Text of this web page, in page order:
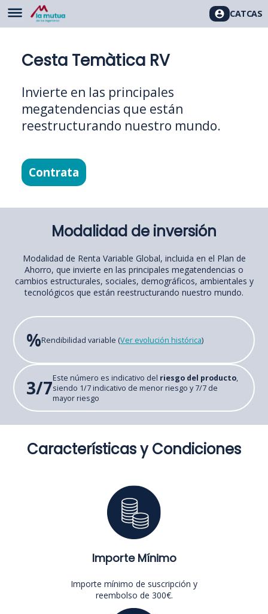
CATCAS
Cesta Temàtica RV
Invierte en las principales
megatendencias que están
reestructurando nuestro mundo.
Contrata
Modalidad de inversión
Modalidad de Renta Variable Global, incluida en el Plan de
Ahorro, que invierte en las principales megatendencias o
cambios estructurales, sociales, demográficos, ambientales y
tecnológicos que están reestructurando nuestro mundo.
%Rendibilidad variable (Ver evolución histórica)
3/7Este número es indicativo del riesgo del producto,
siendo 1/7 indicativo de menor riesgo y 7/7 de
mayor riesgo
Características y Condiciones
Importe Mínimo
Importe mínimo de suscripción y
reembolso de 300€.